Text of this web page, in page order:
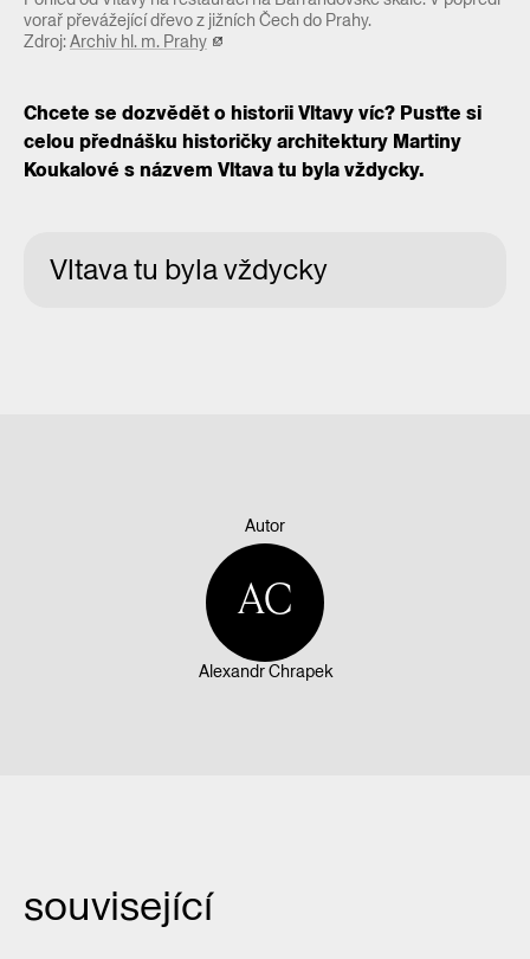
vorař převážející dřevo z jižních Čech do Prahy.
Zdroj:Archiv hl. m. Prahy
Chcete se dozvědět o historii Vltavy víc? Pusťte si
celou přednášku historičky architektury Martiny
Koukalové s názvem Vltava tu byla vždycky.
Vltava tu byla vždycky
Autor
AC
Alexandr Chrapek
související